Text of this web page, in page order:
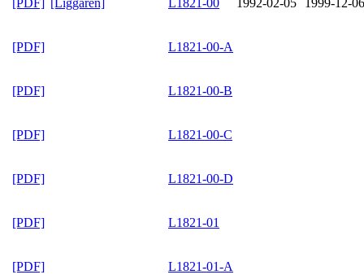
[PDF] [Liggaren] L1821-00 1992-02-05 1999-12-06
[PDF] L1821-00-A
[PDF] L1821-00-B
[PDF] L1821-00-C
[PDF] L1821-00-D
[PDF] L1821-01
[PDF] L1821-01-A